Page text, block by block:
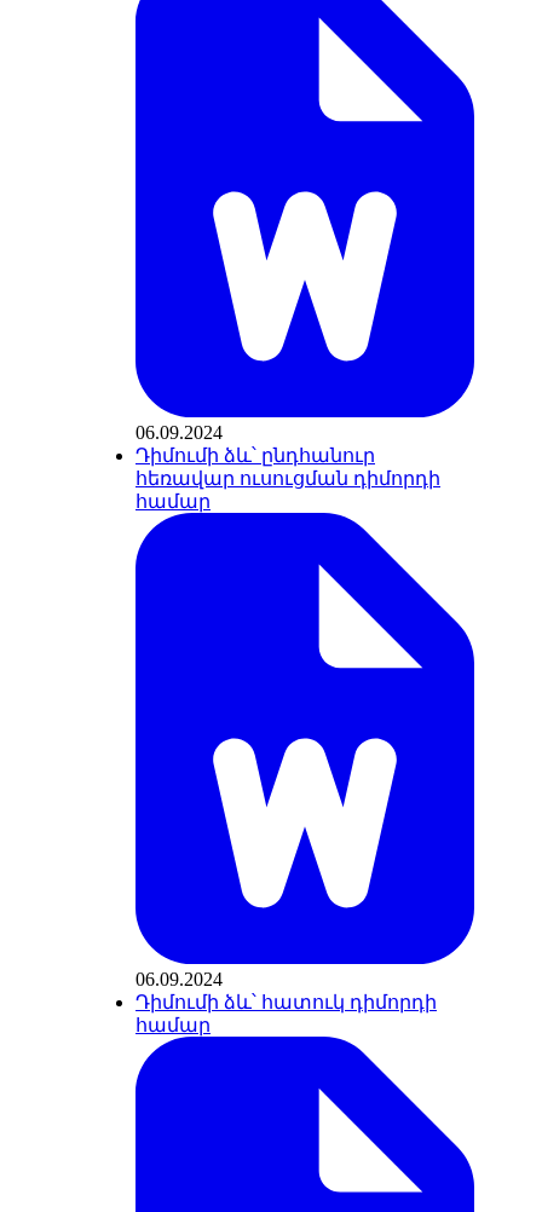
06.09.2024
Դիմումի ձև՝ ընդհանուր
հեռավար ուսուցման դիմորդի
համար
06.09.2024
Դիմումի ձև՝ հատուկ դիմորդի
համար